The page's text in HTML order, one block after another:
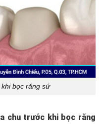
bọc răng sứ
chu trước khi bọc răng